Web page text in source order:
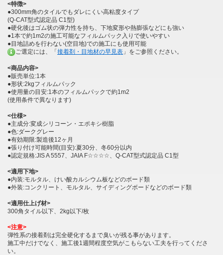
<特徴>
●300mm角のタイルでもダレにくい高粘度タイプ
(Q-CAT型式認定品 C1型)
●硬化後はゴム状の弾力性を持ち、下地変形や熱膨張などにも強い
●1本で約1m2の施工可能なフィルムパック入りで使いやすい
●目地詰めを行わない(空目地)での施工にも使用可能
ご選定には、「 接着剤・目地材の早見表 」をご参照ください。
<商品内容>
●販売単位:1本
●形状:2kgフィルムパック
●使用量の目安:1本のフィルムパックで約1m2
(使用条件で異なります)
<仕様>
●主成分:変成シリコーン・エポキシ樹脂
●色:ダークグレー
●有効期限:製造後12ヶ月
●張り付け可能時間(目安):夏30分、冬60分以内
●認定規格:JIS A 5557、JAIA F☆☆☆☆、Q-CAT型式認定品 C1型
<適用下地>
●内装:モルタル、けい酸カルシウム板などのボード類
●外装:コンクリート、モルタル、サイディングボードなどのボード類
<適用仕上げ材>
300角タイル以下、2kg以下/枚
<注意>
弾性系の接着剤は完全硬化するまで臭いが残る事があります。
施工中だけでなく、施工後1週間程度空気がこもらない工夫を行ってくださ
い。